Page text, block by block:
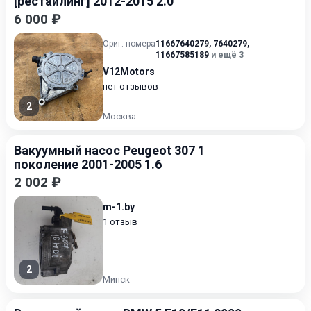
6 000 ₽
2
Ориг. номера11667640279, 7640279,
11667585189 и ещё 3
V12Motors
нет отзывов
Москва
Вакуумный насос Peugeot 307 1
поколение 2001-2005 1.6
2 002 ₽
2
m-1.by
1 отзыв
Минск